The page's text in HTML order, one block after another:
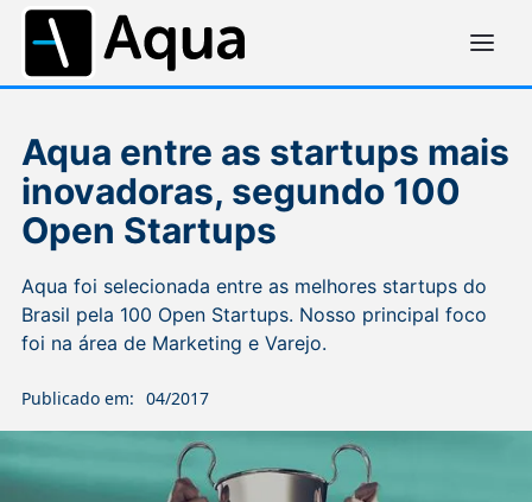
Aqua entre as startups mais
inovadoras, segundo 100
Open Startups
Aqua foi selecionada entre as melhores startups do
Brasil pela 100 Open Startups. Nosso principal foco
foi na área de Marketing e Varejo.
Publicado em: 04/2017